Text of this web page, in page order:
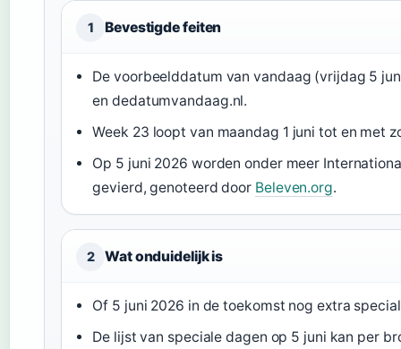
1 Bevestigde feiten
De voorbeelddatum van vandaag (vrijdag 5
en dedatumvandaag.nl.
Week 23 loopt van maandag 1 juni tot en met
Op 5 juni 2026 worden onder meer
gevierd, genoteerd door Beleven.org.
2 Wat onduidelijk is
Of 5 juni 2026 in de toekomst nog extra
De lijst van speciale dagen op 5 juni kan per